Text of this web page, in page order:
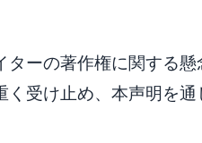
ーの著作権に関する
受け止め、本声明を